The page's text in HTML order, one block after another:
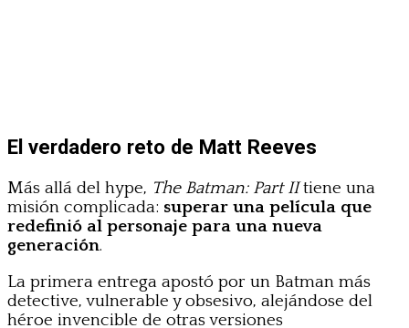
El verdadero reto de Matt Reeves
Más allá del hype, The Batman: Part IItiene una
misión complicada: superar una película que
redefinió al personaje para una nueva
generación.
La primera entrega apostó por un Batman más
detective, vulnerable y obsesivo, alejándose del
héroe invencible de otras versiones